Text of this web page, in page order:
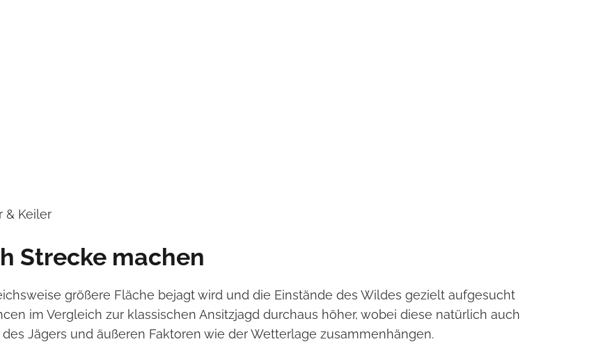
& Keiler
Strecke machen
größere Fläche bejagt wird und die Einstände des Wildes gezielt aufgesucht
im Vergleich zur klassischen Ansitzjagd durchaus höher, wobei diese natürlich auch
Jägers und äußeren Faktoren wie der Wetterlage zusammenhängen.